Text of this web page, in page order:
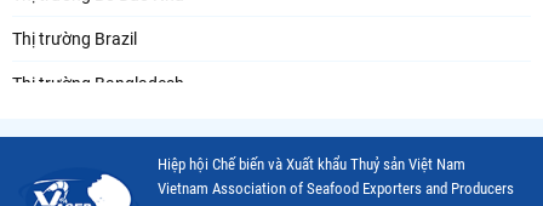
Thị trường Brazil
Thị trường Bangladesh
Thị trường Canada
Hiệp hội Chế biến và Xuất khẩu Thuỷ sản Việt Nam
Vietnam Association of Seafood Exporters and Producers